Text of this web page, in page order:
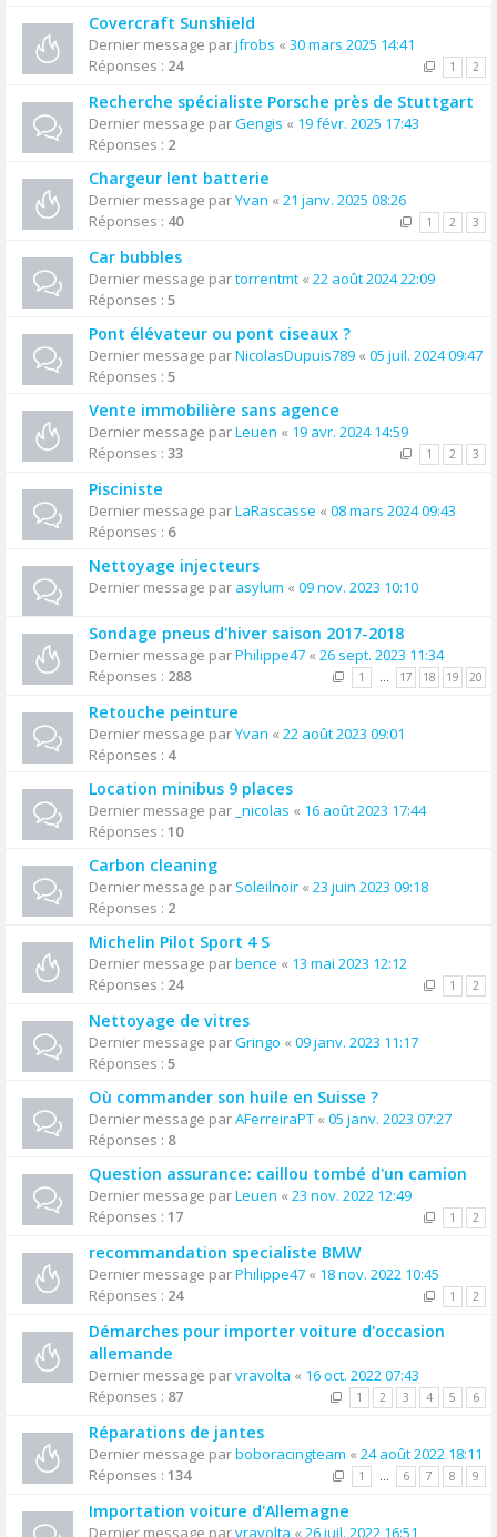
Covercraft Sunshield
Dernier message parjfrobs « 30 mars 2025 14:41
Réponses : 24 1 2
Recherche spécialiste Porsche près de Stuttgart
Dernier message parGengis « 19 févr. 2025 17:43
Réponses : 2
Chargeur lent batterie
Dernier message parYvan « 21 janv. 2025 08:26
Réponses : 40 1 2 3
Car bubbles
Dernier message partorrentmt « 22 août 2024 22:09
Réponses : 5
Pont élévateur ou pont ciseaux ?
Dernier message parNicolasDupuis789 « 05 juil. 2024 09:47
Réponses : 5
Vente immobilière sans agence
Dernier message parLeuen « 19 avr. 2024 14:59
Réponses : 33 1 2 3
Pisciniste
Dernier message parLaRascasse « 08 mars 2024 09:43
Réponses : 6
Nettoyage injecteurs
Dernier message par asylum « 09 nov. 2023 10:10
Sondage pneus d'hiver saison 2017-2018
Dernier message parPhilippe47 « 26 sept. 2023 11:34
Réponses : 288 1 … 17 18 19 20
Retouche peinture
Dernier message parYvan « 22 août 2023 09:01
Réponses : 4
Location minibus 9 places
Dernier message par _nicolas « 16 août 2023 17:44
Réponses : 10
Carbon cleaning
Dernier message par Soleilnoir « 23 juin 2023 09:18
Réponses : 2
Michelin Pilot Sport 4 S
Dernier message parbence « 13 mai 2023 12:12
Réponses : 24 1 2
Nettoyage de vitres
Dernier message parGringo « 09 janv. 2023 11:17
Réponses : 5
Où commander son huile en Suisse ?
Dernier message parAFerreiraPT « 05 janv. 2023 07:27
Réponses : 8
Question assurance: caillou tombé d'un camion
Dernier message parLeuen « 23 nov. 2022 12:49
Réponses : 17 1 2
recommandation specialiste BMW
Dernier message parPhilippe47 « 18 nov. 2022 10:45
Réponses : 24 1 2
Démarches pour importer voiture d'occasion
allemande
Dernier message parvravolta « 16 oct. 2022 07:43
Réponses : 87 1 2 3 4 5 6
Réparations de jantes
Dernier message parboboracingteam « 24 août 2022 18:11
Réponses : 134 1 … 6 7 8 9
Importation voiture d'Allemagne
Dernier message parvravolta « 26 juil. 2022 16:51